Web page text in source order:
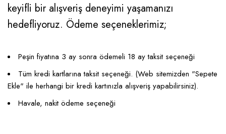
keyifli bir alışveriş deneyimi yaşamanızı
hedefliyoruz. Ödeme seçeneklerimiz;
Peşin fiyatına 3 ay sonra ödemeli 18 ay taksit seçeneği
Tüm kredi kartlarına taksit seçeneği. (Web sitemizden "Sepete
Ekle" ile herhangi bir kredi kartınızla alışveriş yapabilirsiniz).
Havale, nakit ödeme seçeneği